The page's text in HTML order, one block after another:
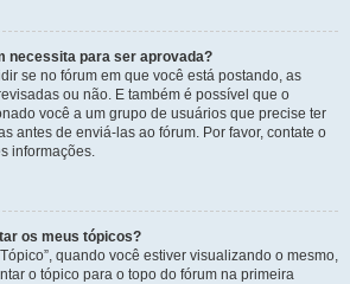
necessita para ser aprovada?
se no fórum em que você está postando, as
ou não. E também é possível que o
você a um grupo de usuários que precise ter
antes de enviá-las ao fórum. Por favor, contate o
informações.
os meus tópicos?
quando você estiver visualizando o mesmo,
o tópico para o topo do fórum na primeira